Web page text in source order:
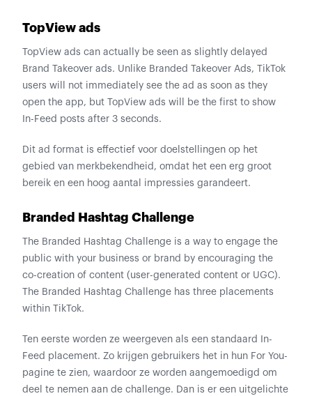
TopView ads
TopView ads can actually be seen as slightly delayed
Brand Takeover ads. Unlike Branded Takeover Ads, TikTok
users will not immediately see the ad as soon as they
open the app, but TopView ads will be the first to show
In-Feed posts after 3 seconds.
Dit ad format is effectief voor doelstellingen op het
gebied van merkbekendheid, omdat het een erg groot
bereik en een hoog aantal impressies garandeert.
Branded Hashtag Challenge
The Branded Hashtag Challenge is a way to engage the
public with your business or brand by encouraging the
co-creation of content (user-generated content or UGC).
The Branded Hashtag Challenge has three placements
within TikTok.
Ten eerste worden ze weergeven als een standaard In-
Feed placement. Zo krijgen gebruikers het in hun For You-
pagine te zien, waardoor ze worden aangemoedigd om
deel te nemen aan de challenge. Dan is er een uitgelichte